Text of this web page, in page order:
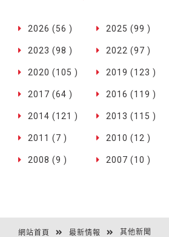
2026 (56 ) 2025 (99 )
2023 (98 ) 2022 (97 )
2020 (105 ) 2019 (123 )
2017 (64 ) 2016 (119 )
2014 (121 ) 2013 (115 )
2011 (7 ) 2010 (12 )
2008 (9 ) 2007 (10 )
網站首頁 最新情報 其他新聞